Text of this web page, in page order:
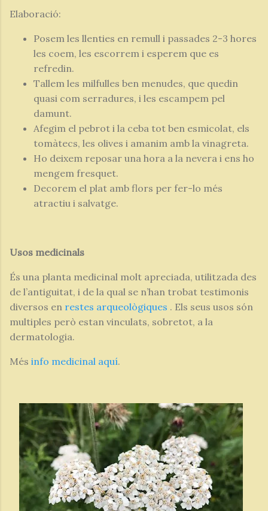
Elaboració:
Posem les llenties en remull i passades 2-3 hores
les coem, les escorrem i esperem que es
refredin.
Tallem les milfulles ben menudes, que quedin
quasi com serradures, i les escampem pel
damunt.
Afegim el pebrot i la ceba tot ben esmicolat, els
tomàtecs, les olives i amanim amb la vinagreta.
Ho deixem reposar una hora a la nevera i ens ho
mengem fresquet.
Decorem el plat amb flors per fer-lo més
atractiu i salvatge.
Usos medicinals
És una planta medicinal molt apreciada, utilitzada des
de l’antiguitat, i de la qual se n’han trobat testimonis
diversos en restes arqueològiques . Els seus usos són
multiples però estan vinculats, sobretot, a la
dermatologia.
Més info medicinal aquí.